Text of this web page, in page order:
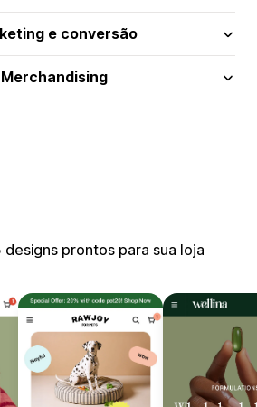
e conversão
Merchandising
prontos para sua loja